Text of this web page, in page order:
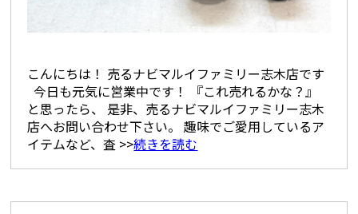
こんにちは！ 売るナビマルイファミリー志木店です
今日も元気に営業中です！ 『これ売れるかな？』
と思ったら、 是非、売るナビマルイファミリー志木
店へお問い合わせ下さい。 趣味でご愛用しているア
イテムなど、査 >>続きを読む